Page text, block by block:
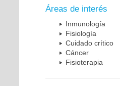
Áreas de interés
Inmunología
Fisiología
Cuidado crítico
Cáncer
Fisioterapia